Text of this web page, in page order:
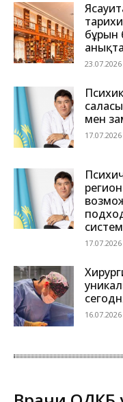
бұрын
23.07.2026
мен
17.07.2026
17.07.2026
16.07.2026